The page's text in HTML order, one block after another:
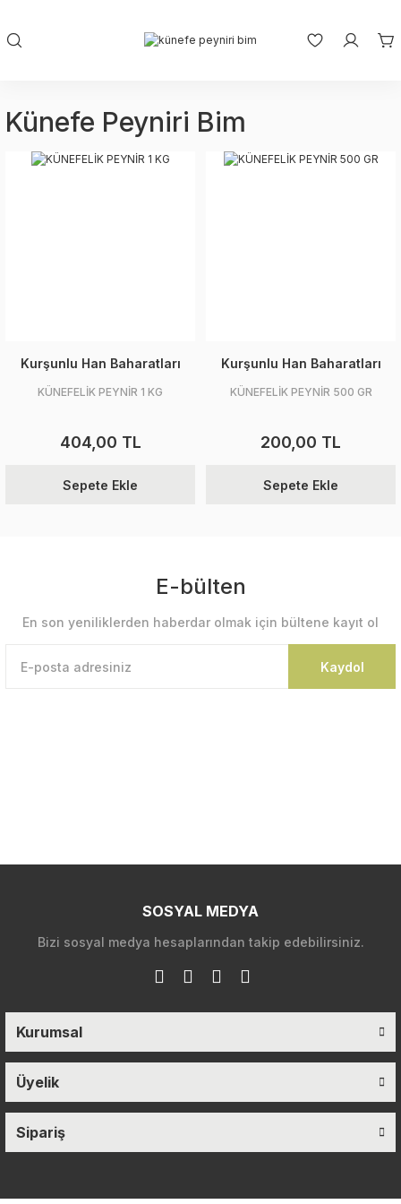
Künefe Peyniri Bim
Kurşunlu Han Baharatları
KÜNEFELİK PEYNİR 1 KG
404,00 TL
Sepete Ekle
Kurşunlu Han Baharatları
KÜNEFELİK PEYNİR 500 GR
200,00 TL
Sepete Ekle
E-bülten
En son yeniliklerden haberdar olmak için bültene kayıt ol
Kaydol
SOSYAL MEDYA
Bizi sosyal medya hesaplarından takip edebilirsiniz.
Kurumsal
Üyelik
Sipariş